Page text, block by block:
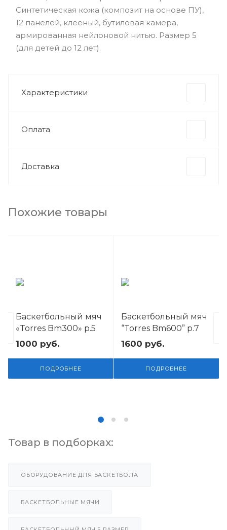
Синтетическая кожа (композит на основе ПУ),
12 панелей, клееный, бутиловая камера,
армированная нейлоновой нитью. Размер 5
(для детей до 12 лет).
Характеристики
Оплата
Доставка
Похожие товары
Баскетбольный мяч
«Torres Bm300» р.5
1000 руб.
ПОДРОБНЕЕ
Баскетбольный мяч
“Torres Bm600” р.7
1600 руб.
ПОДРОБНЕЕ
Товар в подборках:
ОБОРУДОВАНИЕ ДЛЯ БАСКЕТБОЛА
БАСКЕТБОЛЬНЫЕ МЯЧИ